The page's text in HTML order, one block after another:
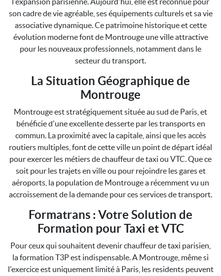
son cadre de vie agréable, ses équipements culturels et sa vie
associative dynamique. Ce patrimoine historique et cette
évolution moderne font de Montrouge une ville attractive
pour les nouveaux professionnels, notamment dans le
secteur du transport.
La Situation Géographique de
Montrouge
Montrouge est stratégiquement située au sud de Paris, et
bénéficie d'une excellente desserte par les transports en
commun. La proximité avec la capitale, ainsi que les accès
routiers multiples, font de cette ville un point de départ idéal
pour exercer les métiers de chauffeur de taxi ou VTC. Que ce
soit pour les trajets en ville ou pour rejoindre les gares et
aéroports, la population de Montrouge a récemment vu un
accroissement de la demande pour ces services de transport.
Formatrans : Votre Solution de
Formation pour Taxi et VTC
Pour ceux qui souhaitent devenir chauffeur de taxi parisien,
la formation T3P est indispensable. A Montrouge, même si
l'exercice est uniquement limité à Paris, les residents peuvent